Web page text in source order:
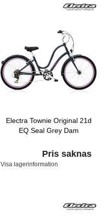
Electra Townie Original 21d
EQ Seal Grey Dam
Pris saknas
Visa lagerinformation